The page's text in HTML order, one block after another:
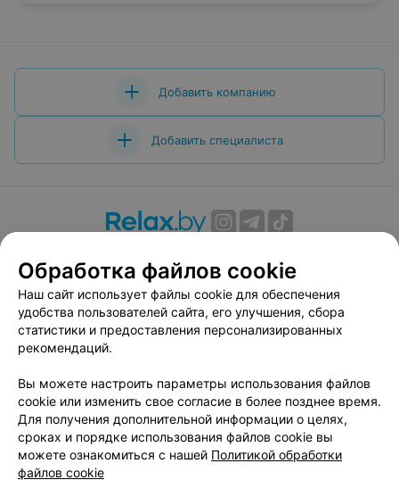
Добавить компанию
Добавить специалиста
Вакансии
Публичный договор
Способы оплаты
Публичный договор по использованию сервиса
«Афиша»
Пользовательское соглашение
Связаться по вопросам сотрудничества
Написать руководителю relax.by
Персональные настройки cookie
Обработка персональных данных
Обработка файлов cookie
Наш сайт использует файлы cookie для обеспечения
удобства пользователей сайта, его улучшения, сбора
статистики и предоставления персонализированных
рекомендаций.
Вы можете настроить параметры использования файлов
cookie или изменить свое согласие в более позднее время.
Для получения дополнительной информации о целях,
сроках и порядке использования файлов cookie вы
можете ознакомиться с нашей Политикой обработки
файлов cookie